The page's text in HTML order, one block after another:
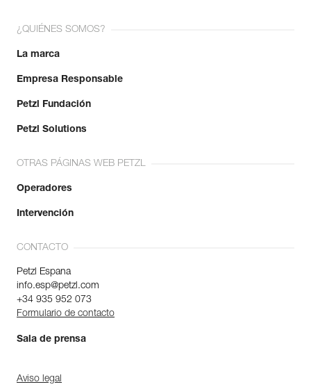
¿QUIÉNES SOMOS?
La marca
Empresa Responsable
Petzl Fundación
Petzl Solutions
OTRAS PÁGINAS WEB PETZL
Operadores
Intervención
CONTACTO
Petzl Espana
info.esp@petzl.com
+34 935 952 073
Formulario de contacto
Sala de prensa
Aviso legal